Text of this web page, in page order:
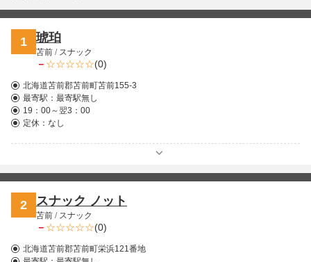
1 琥珀
苫前 / スナック
－ (0)
北海道苫前郡苫前町苫前155-3
最寄駅： 最寄駅無し
19：00～翌3：00
定休：なし
2 スナック ノット
苫前 / スナック
－ (0)
北海道苫前郡苫前町栄浜121番地